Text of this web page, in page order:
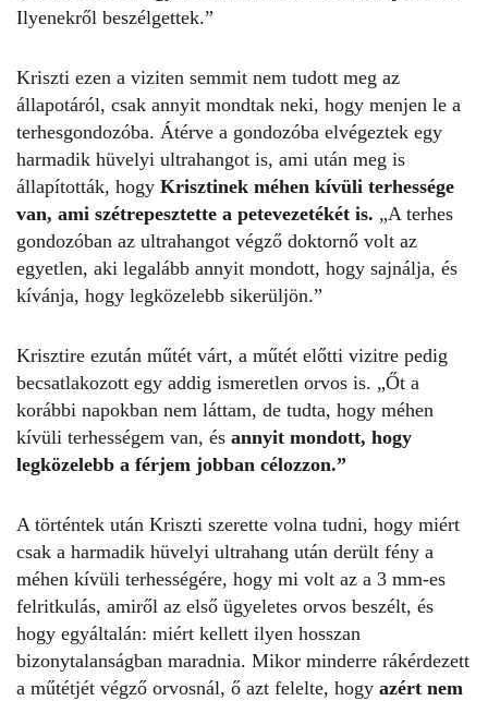
Ilyenekről beszélgettek.”
Kriszti ezen a viziten semmit nem tudott meg az
állapotáról, csak annyit mondtak neki, hogy menjen le a
terhesgondozóba. Átérve a gondozóba elvégeztek egy
harmadik hüvelyi ultrahangot is, ami után meg is
állapították, hogy Krisztinek méhen kívüli terhessége
van, ami szétrepesztette a petevezetékét is. „A terhes
gondozóban az ultrahangot végző doktornő volt az
egyetlen, aki legalább annyit mondott, hogy sajnálja, és
kívánja, hogy legközelebb sikerüljön.”
Krisztire ezután műtét várt, a műtét előtti vizitre pedig
becsatlakozott egy addig ismeretlen orvos is. „Őt a
korábbi napokban nem láttam, de tudta, hogy méhen
kívüli terhességem van, és annyit mondott, hogy
legközelebb a férjem jobban célozzon.”
A történtek után Kriszti szerette volna tudni, hogy miért
csak a harmadik hüvelyi ultrahang után derült fény a
méhen kívüli terhességére, hogy mi volt az a 3 mm-es
felritkulás, amiről az első ügyeletes orvos beszélt, és
hogy egyáltalán: miért kellett ilyen hosszan
bizonytalanságban maradnia. Mikor minderre rákérdezett
a műtétjét végző orvosnál, ő azt felelte, hogy azért nem